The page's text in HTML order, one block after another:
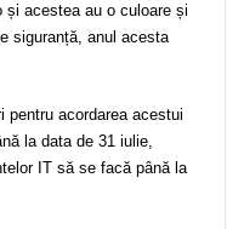
și acestea au o culoare și
siguranță, anul acesta
pentru acordarea acestui
la data de 31 iulie,
IT să se facă până la